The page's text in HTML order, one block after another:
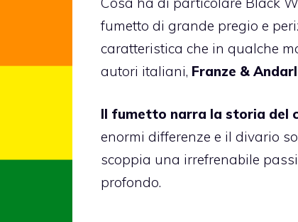
fumetto di grande pregio e
caratteristica che in qualche
autori italiani, Franze &
Il fumetto narra la storia del
enormi differenze e il divario
scoppia una irrefrenabile
profondo.